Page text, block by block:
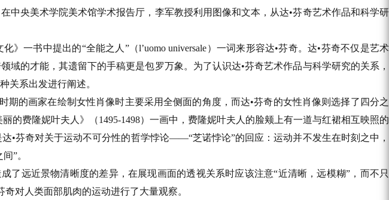
央美术学院美术馆学术报告厅，李军教授利用图像和文本，从达•芬奇艺术作品和科学研
一书中提出的“全能之人”（l’uomo universale）一词来形容达•芬奇。达•芬奇不仅是艺术
的才能，其遗留下的手稿更是包罗万象。为了认识达•芬奇艺术作品与科学研究的关系，
关系出发进行阐述。
期的画家在绘制女性肖像时主要采用全侧面的角度，而达•芬奇的女性肖像则选择了四分之
的费隆妮叶夫人》（1495-1498）一画中，费隆妮叶夫人的脸颊上有一道与红裙相互映照的
•芬奇对关于运动不可分性的哲学悖论——“芝诺悖论”的回应：运动并不发生在时刻之中，
”。
了远近景物清晰度的差异，在展现画面的透视关系时应该注意“近清晰，远模糊”，而不只
对人类面部肌肉的运动进行了大量观察。